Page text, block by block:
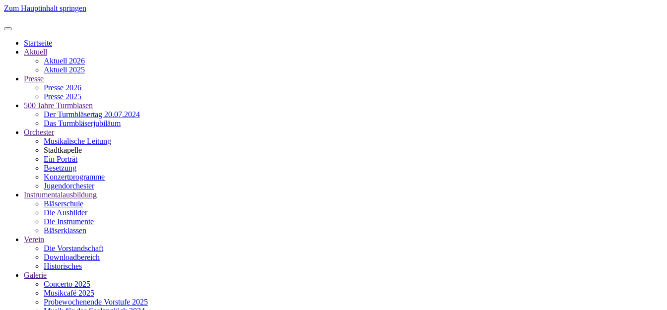
Zum Hauptinhalt springen
Startseite
Aktuell
Aktuell 2026
Aktuell 2025
Presse
Presse 2026
Presse 2025
500 Jahre Turmblasen
Der Turmbläsertag 20.07.2024
Das Turmbläserjubiläum
Orchester
Musikalische Leitung
Stadtkapelle
Ein Porträt
Besetzung
Konzertprogramme
Jugendorchester
Instrumentalausbildung
Bläserschule
Die Ausbilder
Die Instrumente
Bläserklassen
Verein
Die Vorstandschaft
Downloadbereich
Historisches
Galerie
Concerto 2025
Musikcafé 2025
Probewochenende Vorstufe 2025